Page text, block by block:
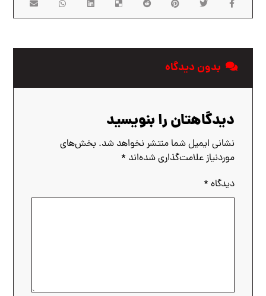
بدون دیدگاه
دیدگاهتان را بنویسید
نشانی ایمیل شما منتشر نخواهد شد. بخش‌های
موردنیاز علامت‌گذاری شده‌اند *
دیدگاه *